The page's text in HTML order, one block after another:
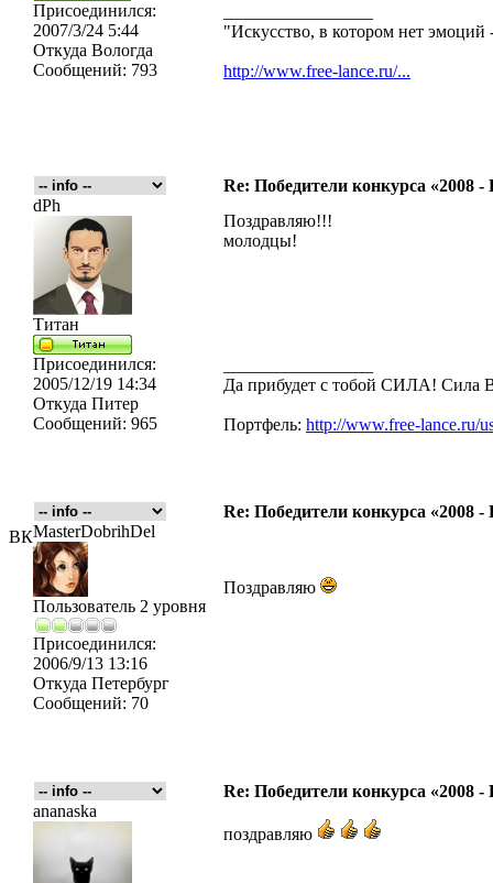
ВК
Присоединился:
2007/3/24 5:44
Откуда Вологда
Сообщений: 793
"Искусство, в котором нет
http://www.free-lance.ru/...
Re: Победители конкурса «2008
dPh
Титан
Присоединился:
2005/12/19 14:34
Откуда Питер
Сообщений: 965
Поздравляю!!!
молодцы!
Да прибудет с тобой CИЛА!
Портфель: http://www.free-lance.ru/
Re: Победители конкурса «2008
MasterDobrihDel
Пользователь 2 уровня
Присоединился:
2006/9/13 13:16
Откуда Петербург
Сообщений: 70
Поздравляю
Re: Победители конкурса «2008
ananaska
поздравляю